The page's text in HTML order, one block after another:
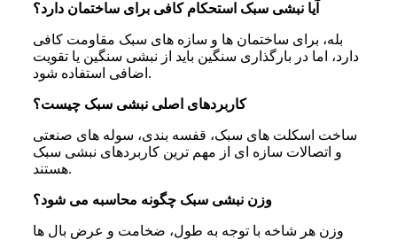
آیا نبشی سبک استحکام کافی برای ساختمان دارد؟
بله، برای ساختمان ها و سازه های سبک مقاومت کافی
دارد، اما در بارگذاری سنگین باید از نبشی سنگین یا تقویت
اضافی استفاده شود.
کاربردهای اصلی نبشی سبک چیست؟
ساخت اسکلت های سبک، قفسه بندی، سوله های صنعتی
و اتصالات سازه ای از مهم ترین کاربردهای نبشی سبک
هستند.
وزن نبشی سبک چگونه محاسبه می شود؟
وزن هر شاخه با توجه به طول، ضخامت و عرض بال ها